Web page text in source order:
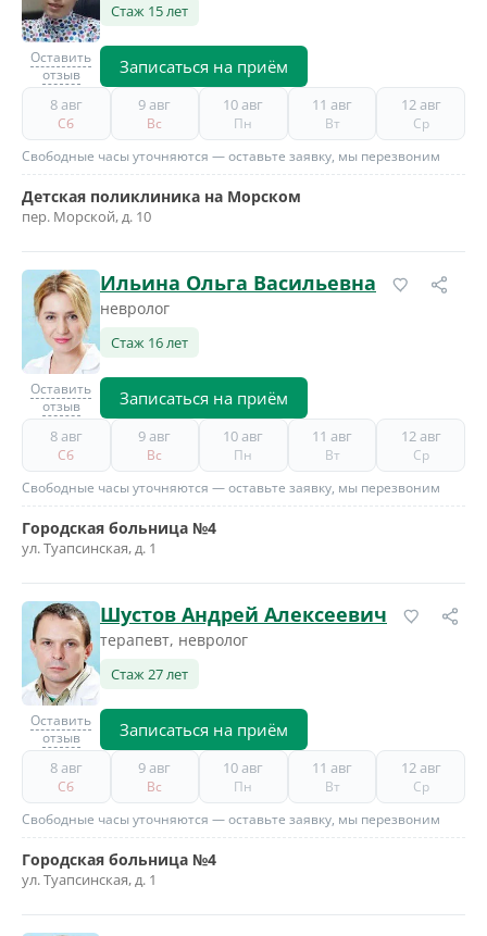
Оставить
отзыв
Стаж 15 лет
Записаться на приём
8 авг
Сб
9 авг
Вс
10 авг
Пн
11 авг
Вт
12 авг
Ср
Свободные часы уточняются — оставьте заявку, мы перезвоним
Детская поликлиника на Морском
пер. Морской, д. 10
Оставить
отзыв
Ильина Ольга Васильевна
невролог
Стаж 16 лет
Записаться на приём
8 авг
Сб
9 авг
Вс
10 авг
Пн
11 авг
Вт
12 авг
Ср
Свободные часы уточняются — оставьте заявку, мы перезвоним
Городская больница №4
ул. Туапсинская, д. 1
Оставить
отзыв
Шустов Андрей Алексеевич
терапевт, невролог
Стаж 27 лет
Записаться на приём
8 авг
Сб
9 авг
Вс
10 авг
Пн
11 авг
Вт
12 авг
Ср
Свободные часы уточняются — оставьте заявку, мы перезвоним
Городская больница №4
ул. Туапсинская, д. 1